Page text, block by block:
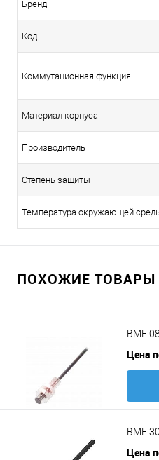
Бренд
Код
Коммутационная функция
Материал корпуса
Производитель
Степень защиты
Температура окружающей
ПОХОЖИЕ ТОВАРЫ
BMF
Цена
BMF
Цена